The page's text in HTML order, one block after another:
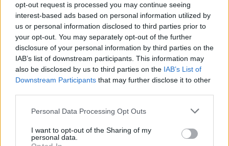
opt-out request is processed you may continue seeing
interest-based ads based on personal information utilized by
us or personal information disclosed to third parties prior to
your opt-out. You may separately opt-out of the further
disclosure of your personal information by third parties on the
IAB’s list of downstream participants. This information may
also be disclosed by us to third parties on the IAB’s List of
Downstream Participants that may further disclose it to other
Please note that this website/app uses one or more Google
not limited to your visit or usage behaviour. You may click to
grant or deny consent to Google and its third-party tags to
Personal Data Processing Opt Outs
I want to opt-out of the Sharing of my
personal data.
Megkezdődött a Szegedi Szabadtéri Játékok Dóm
téri játszóhelyének építése. A fesztivál ikonikus
helyszínének számító téren elsőként ...